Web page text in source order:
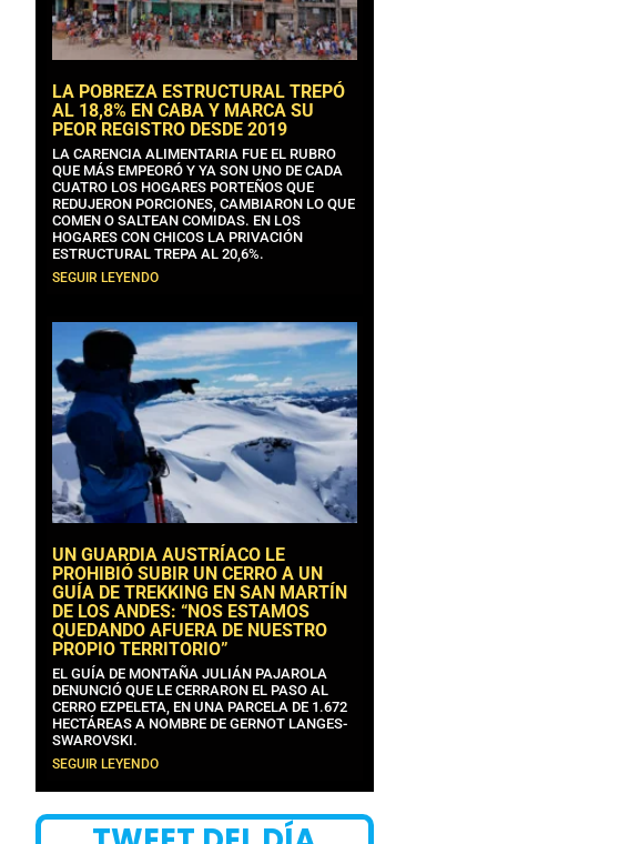
LA POBREZA ESTRUCTURAL TREPÓ
AL 18,8% EN CABA Y MARCA SU
PEOR REGISTRO DESDE 2019
LA CARENCIA ALIMENTARIA FUE EL RUBRO
QUE MÁS EMPEORÓ Y YA SON UNO DE CADA
CUATRO LOS HOGARES PORTEÑOS QUE
REDUJERON PORCIONES, CAMBIARON LO QUE
COMEN O SALTEAN COMIDAS. EN LOS
HOGARES CON CHICOS LA PRIVACIÓN
ESTRUCTURAL TREPA AL 20,6%.
SEGUIR LEYENDO
UN GUARDIA AUSTRÍACO LE
PROHIBIÓ SUBIR UN CERRO A UN
GUÍA DE TREKKING EN SAN MARTÍN
DE LOS ANDES: “NOS ESTAMOS
QUEDANDO AFUERA DE NUESTRO
PROPIO TERRITORIO”
EL GUÍA DE MONTAÑA JULIÁN PAJAROLA
DENUNCIÓ QUE LE CERRARON EL PASO AL
CERRO EZPELETA, EN UNA PARCELA DE 1.672
HECTÁREAS A NOMBRE DE GERNOT LANGES-
SWAROVSKI.
SEGUIR LEYENDO